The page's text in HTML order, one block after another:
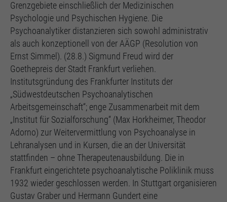
Grenzgebiete einschließlich der Medizinischen
Psychologie und Psychischen Hygiene. Die
Psychoanalytiker distanzieren sich sowohl administrativ
als auch konzeptionell von der AÄGP (Resolution von
Ernst Simmel). (28.8.) Sigmund Freud wird der
Goethepreis der Stadt Frankfurt verliehen.
Institutsgründung des Frankfurter Instituts der
„Südwestdeutschen Psychoanalytischen
Arbeitsgemeinschaft“; enge Zusammenarbeit mit dem
„Institut für Sozialforschung“ (Max Horkheimer, Theodor
Adorno) zur Weitervermittlung von Psychoanalyse in
Lehranalysen und in Kursen, die an der Universität
stattfinden – ohne Therapeutenausbildung. Die in
Frankfurt eingerichtete psychoanalytische Poliklinik muss
1932 wieder geschlossen werden. In Stuttgart organisieren
Gustav Graber und Hermann Gundert eine